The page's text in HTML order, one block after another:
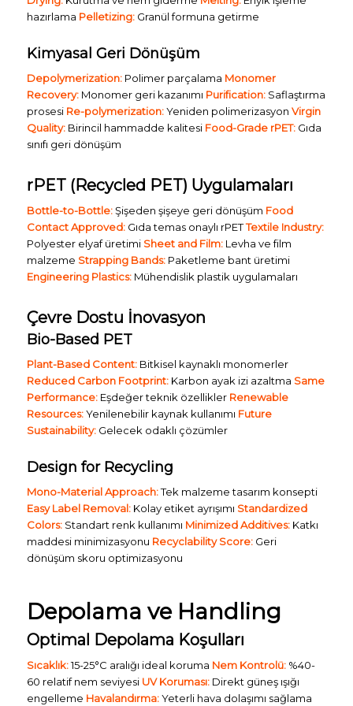
hazırlama Pelletizing:Granül formuna getirme
Kimyasal Geri Dönüşüm
Depolymerization:Polimer parçalama Monomer
Recovery:Monomer geri kazanımı Purification:Saflaştırma
prosesi Re-polymerization:Yeniden polimerizasyon Virgin
Quality:Birincil hammadde kalitesi Food-Grade rPET:Gıda
sınıfı geri dönüşüm
rPET (Recycled PET) Uygulamaları
Bottle-to-Bottle:Şişeden şişeye geri dönüşüm Food
Contact Approved:Gıda temas onaylı rPETTextile Industry:
Polyester elyaf üretimi Sheet and Film:Levha ve film
malzeme Strapping Bands:Paketleme bant üretimi
Engineering Plastics:Mühendislik plastik uygulamaları
Çevre Dostu İnovasyon
Bio-Based PET
Plant-Based Content:Bitkisel kaynaklı monomerler
Reduced Carbon Footprint:Karbon ayak izi azaltma Same
Performance:Eşdeğer teknik özellikler Renewable
Resources:Yenilenebilir kaynak kullanımı Future
Sustainability:Gelecek odaklı çözümler
Design for Recycling
Mono-Material Approach:Tek malzeme tasarım konsepti
Easy Label Removal:Kolay etiket ayrışımı Standardized
Colors:Standart renk kullanımı Minimized Additives:Katkı
maddesi minimizasyonu Recyclability Score:Geri
dönüşüm skoru optimizasyonu
Depolama ve Handling
Optimal Depolama Koşulları
Sıcaklık:15-25°C aralığı ideal koruma Nem Kontrolü:%40-
60 relatif nem seviyesi UV Koruması:Direkt güneş ışığı
engelleme Havalandırma:Yeterli hava dolaşımı sağlama